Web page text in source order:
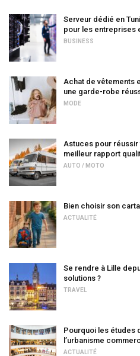
Serveur dédié en
pour les entreprises
BUSINESS
Achat de vêtements
une garde-robe
MODE
Astuces pour réussir
meilleur rapport
AUTO / MOTO
Bien choisir son
ACTUALITÉ
Se rendre à Lille
solutions ?
TRAVEL
Pourquoi les études
l’urbanisme
ACTUALITÉ